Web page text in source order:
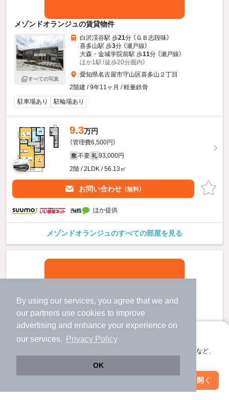
By using our services, you agree that we and
our partners use cookies to improve
advertising and enhance your experience on
our services.
Privacy Policy
OK
アプリに切り替えて、サクサクお部屋探し
会員登録なしですぐ使える。マップ検索やお気に入り保存など、
アプリを開く
メゾンドオランジュの賃貸物件
すべての写真
白沢渓谷駅 歩21分 （ＧＢ志段味）
喜多山駅 歩3分 （瀬戸線）
大森・金城学院前駅 歩11分 （瀬戸線）
ほか1駅（徒歩20分圏内）
愛知県名古屋市守山区喜多山２丁目
2階建 / 9年11ヶ月 / 軽量鉄骨
駐車場あり
駐輪場あり
9.3万円
（管理費6,500円）
敷 不要 礼 93,000円
2階 / 2LDK / 56.13㎡
お問い合わせ （無料）
ほか提供
メゾンドオランジュのすべての部屋を見る
絞り込み条件を変更